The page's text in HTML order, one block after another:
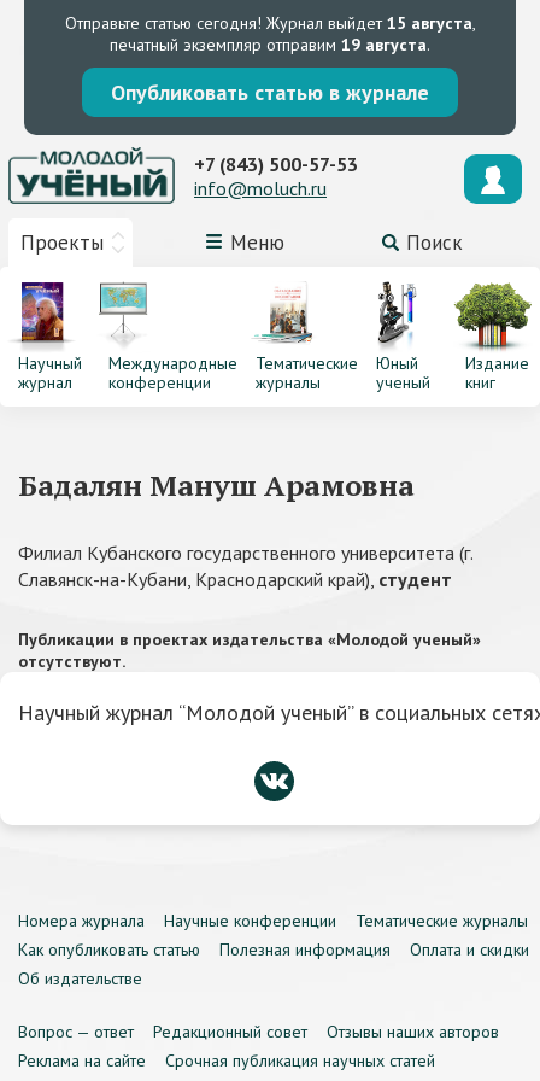
Отправьте статью сегодня! Журнал выйдет15 августа,
печатный экземпляр отправим 19 августа.
Опубликовать статью в журнале
Проекты Меню Поиск
+7 (843) 500-57-53
info@moluch.ru
Научный
журнал
Международные
конференции
Тематические
журналы
Юный
ученый
Издание
книг
Бадалян Мануш Арамовна
Филиал Кубанского государственного университета (г.
Славянск-на-Кубани, Краснодарский край), студент
Публикации в проектах издательства «Молодой ученый»
отсутствуют.
Научный журнал “Молодой ученый” в социальных
Номера журнала Научные конференции
Тематические журналы
Как опубликовать статью
Полезная информация
Оплата и скидки
Об издательстве
Вопрос — ответ Редакционный совет
Отзывы наших авторов
Реклама на сайте
Срочная публикация научных статей